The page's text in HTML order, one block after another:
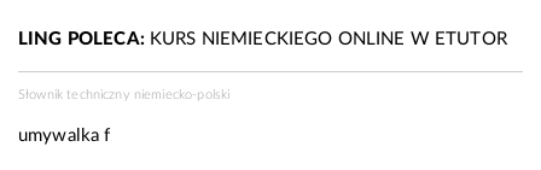
LING POLECA:KURS NIEMIECKIEGO ONLINE W ETUTOR
Słownik techniczny niemiecko-polski
umywalka f